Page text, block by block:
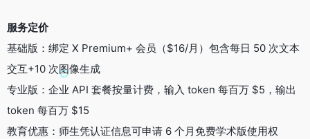
服务定价
基础版：绑定 X Premium+ 会员（$16/月）包含每日 50 次文本
交互+10 次图像生成
专业版：企业 API 套餐按量计费，输入 token 每百万 $5，输出
token 每百万 $15
教育优惠：师生凭认证信息可申请 6 个月免费学术版使用权